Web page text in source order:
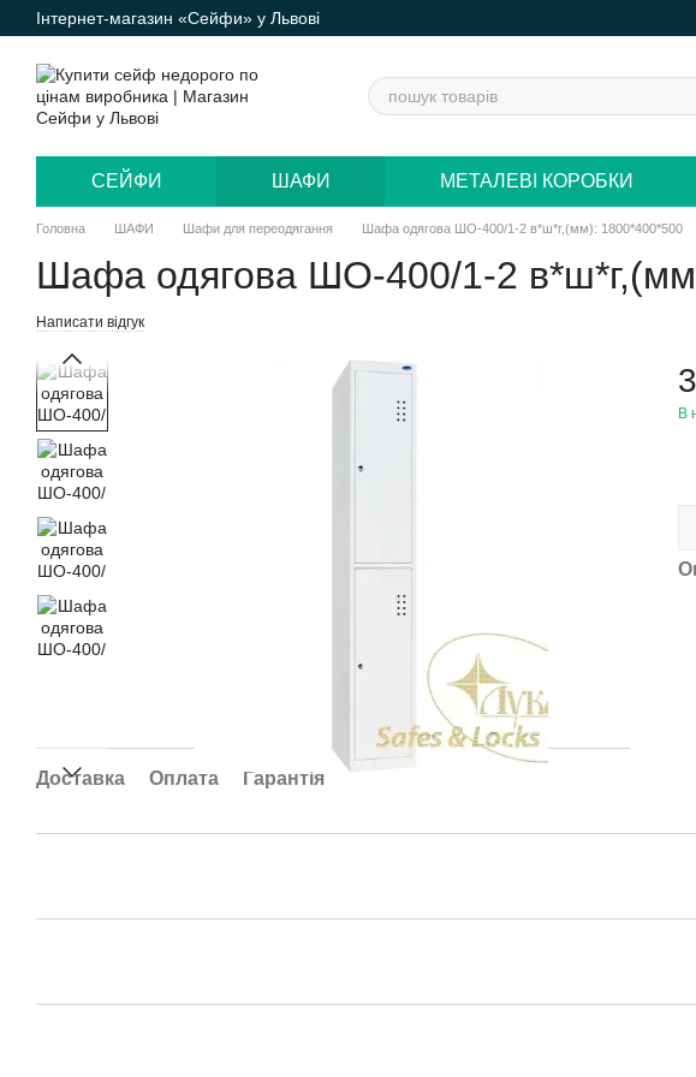
Перейти до основного контенту
Інтернет-магазин «Сейфи» у Львові
СЕЙФИ ШАФИ МЕТАЛЕВІ КОРОБКИ
Головна ШАФИ Шафи для переодягання Шафа одягова ШО-400/1-2 в*ш*г,(мм): 1800*400*500
Шафа одягова ШО-400/1-2
Написати відгук
Доставка Оплата Гарантія
В